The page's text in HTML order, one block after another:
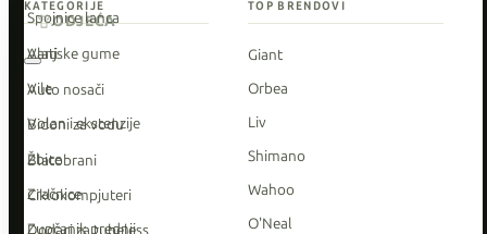
Spojnice lanca
Vanjske gume
Vile
Volan i ekstenzije
Žbice
Zračnice
Zupčanik prednji
KATEGORIJE
Alati
Auto nosači
Bidoni za vodu
Blatobrani
Ciklokompjuteri
TOP BRENDOVI
Giant
Orbea
Liv
Shimano
Wahoo
O'Neal
ODJEĆA